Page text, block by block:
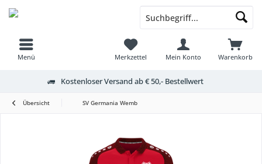
Menü Warenkorb
Merkzettel Mein Konto
Kostenloser Versand ab € 50,- Bestellwert
Übersicht SV Germania Wemb